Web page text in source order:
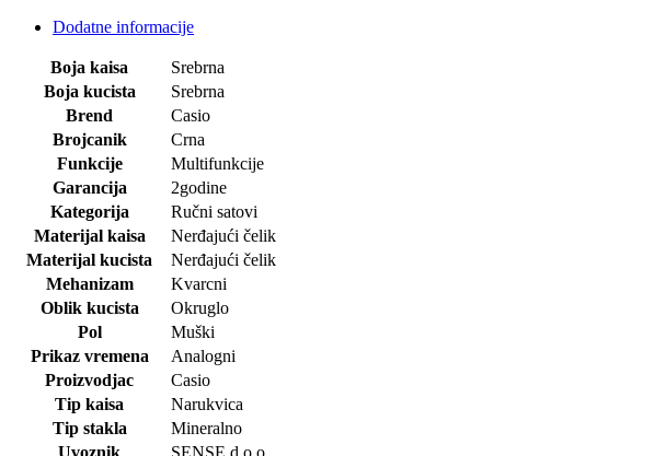
Dodatne informacije
Boja kaisa
Srebrna
Boja kucista
Srebrna
Brend
Casio
Brojcanik
Crna
Funkcije
Multifunkcije
Garancija
2godine
Kategorija
Ručni satovi
Materijal kaisa
Nerđajući čelik
Materijal kucista
Nerđajući čelik
Mehanizam
Kvarcni
Oblik kucista
Okruglo
Pol
Muški
Prikaz vremena
Analogni
Proizvodjac
Casio
Tip kaisa
Narukvica
Tip stakla
Mineralno
Uvoznik
SENSE d.o.o